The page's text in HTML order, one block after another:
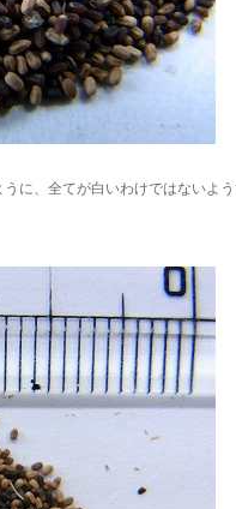
に、全てが白いわけではないよう